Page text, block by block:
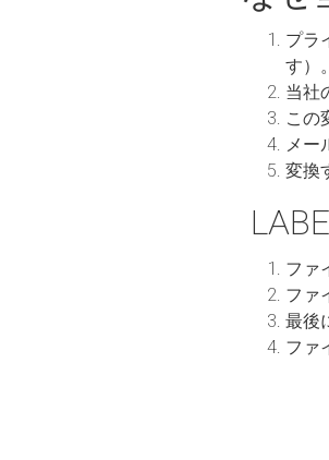
プラ
す）。
当社
この
メー
変換
ファ
ファ
最後
ファ